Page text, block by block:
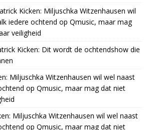
Kicken: Miljuschka Witzenhausen wil
iedere ochtend op Qmusic, maar mag
veiligheid
Kicken: Dit wordt de ochtendshow die
Miljuschka Witzenhausen wil wel naast
op Qmusic, maar mag dat niet
Miljuschka Witzenhausen wil wel naast
op Qmusic, maar mag dat niet